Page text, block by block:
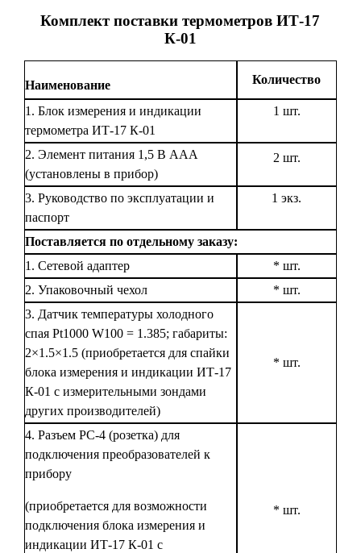
Комплект поставки термометров ИТ-17
К-01
Наименование Количество
1. Блок измерения и индикации
термометра ИТ-17 К-01
1 шт.
2. Элемент питания 1,5 В ААА
(установлены в прибор)
2 шт.
3. Руководство по эксплуатации и
паспорт
1 экз.
Поставляется по отдельному заказу:
1. Сетевой адаптер
* шт.
2. Упаковочный чехол
* шт.
3. Датчик температуры холодного
спая Pt1000 W100 = 1.385; габариты:
2×1.5×1.5 (приобретается для спайки
блока измерения и индикации ИТ-17
К-01 с измерительными зондами
других производителей)
* шт.
4. Разъем РС-4 (розетка) для
подключения преобразователей к
прибору
(приобретается для возможности
подключения блока измерения и
индикации ИТ-17 К-01 с
* шт.